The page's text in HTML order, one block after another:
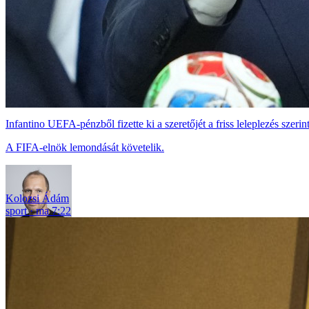
Infantino UEFA-pénzből fizette ki a szeretőjét a friss leleplezés szerint
A FIFA-elnök lemondását követelik.
Kolozsi Ádám
sport
ma 7:22